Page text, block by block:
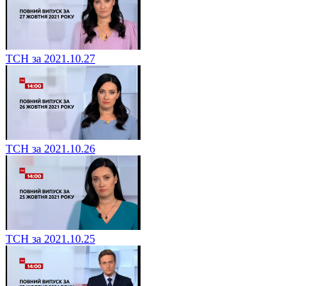
ТСН за 2021.10.27
ТСН за 2021.10.26
ТСН за 2021.10.25